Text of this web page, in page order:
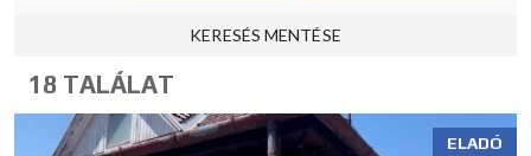
KERESÉS MENTÉSE
18 TALÁLAT
ELADÓ